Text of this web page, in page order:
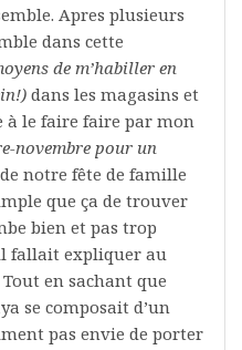
Apres plusieurs
dans cette
de m’habiller en
dans les magasins et
à le faire faire par mon
novembre pour un
notre fête de famille
que ça de trouver
bien et pas trop
fallait expliquer au
en sachant que
se composait d’un
pas envie de porter